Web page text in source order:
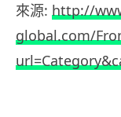
來源: http://
global.com/